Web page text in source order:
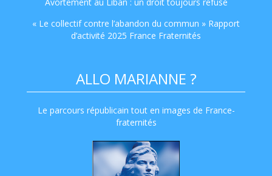
Avortement au Liban : un droit toujours refusé
« Le collectif contre l’abandon du commun » Rapport
d’activité 2025 France Fraternités
ALLO MARIANNE ?
Le parcours républicain tout en images de France-
fraternités